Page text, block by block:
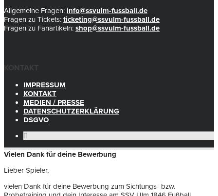
Allgemeine Fragen: info@ssvulm-fussball.de
Fragen zu Tickets: ticketing@ssvulm-fussball.de
Fragen zu Fanartikeln: shop@ssvulm-fussball.de
KONTAKT
IMPRESSUM
KONTAKT
MEDIEN / PRESSE
DATENSCHUTZERKLÄRUNG
DSGVO
Vielen Dank für deine Bewerbung
Lieber Spieler,
vielen Dank für deine Bewerbung zum Sichtungs- bzw.